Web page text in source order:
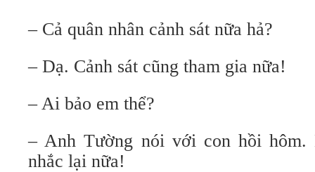
– Cả quân nhân cảnh sát nữa hả?
– Dạ. Cảnh sát cũng tham gia nữa!
– Ai bảo em thể?
– Anh Tường nói với con hồi hôm.
nhắc lại nữa!